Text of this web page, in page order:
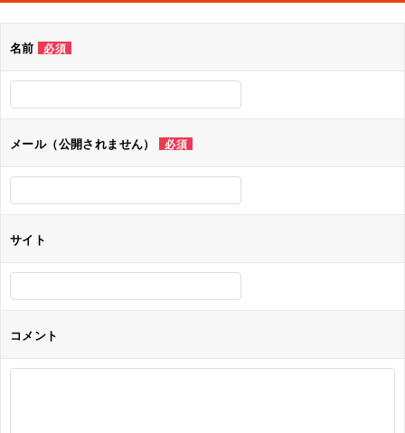
シ
名前 必須
メール（公開されません） 必須
サイト
コメント